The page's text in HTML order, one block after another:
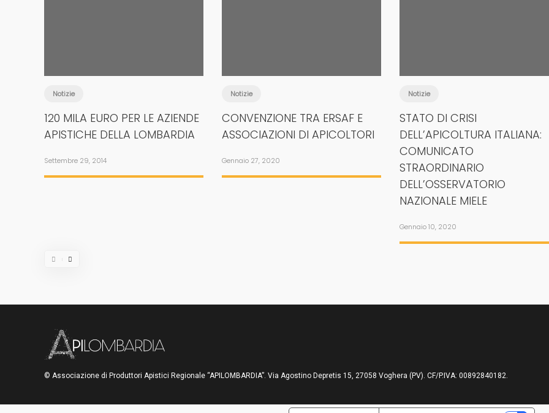
Notizie
120 MILA EURO PER LE AZIENDE
APISTICHE DELLA LOMBARDIA
Settembre 29, 2014
Notizie
CONVENZIONE TRA ERSAF E
ASSOCIAZIONI DI APICOLTORI
Gennaio 27, 2020
Notizie
STATO DI CRISI
DELL’APICOLTURA ITALIANA:
COMUNICATO
STRAORDINARIO
DELL’OSSERVATORIO
NAZIONALE MIELE
Gennaio 10, 2020
© Associazione di Produttori Apistici Regionale “APILOMBARDIA”. Via Agostino Depretis 15, 27058 Voghera (PV). CF/P.IVA: 00892840182.